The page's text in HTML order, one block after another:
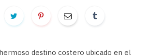
destino costero ubicado en el